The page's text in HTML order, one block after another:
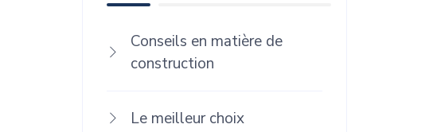
Conseils en matière de
construction
Le meilleur choix